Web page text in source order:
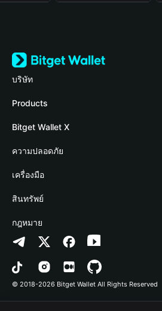
บริษัท
เกี่ยวกับ Bitget Wallet
Blog
Academy
ข่าวสารด้านคริปโต
ศูนย์ช่วยเหลือ
ติดต่อเรา
ทรัพยากรข้อมูลของแบรนด์
อาชีพ
Products
Crypto Card
Stablecoin Earn
Payfi Crypto
Crypto Swap API
Altcoin Season Index
Prediction Markets
DApp
Bitget Wallet X
นักพัฒนา
เชื่อมต่อ Wallet
Bitget Wallet Pay
ลิสต์โปรเจกต์
ความปลอดภัย
Protection Fund
เทคโนโลยีความปลอดภัย
เครื่องมือ
ซื้อคริปโต
การตรวจจับการอนุญาต
การตรวจจับสัญญา
การโอนเป็นชุด
สินทรัพย์
Arbitrum
Avalanche
Bitcoin
กฎหมาย
นโยบายความเป็นส่วนตัว
ข้อตกลงในการใช้บริการ
© 2018-2026 Bitget Wallet All Rights Reserved